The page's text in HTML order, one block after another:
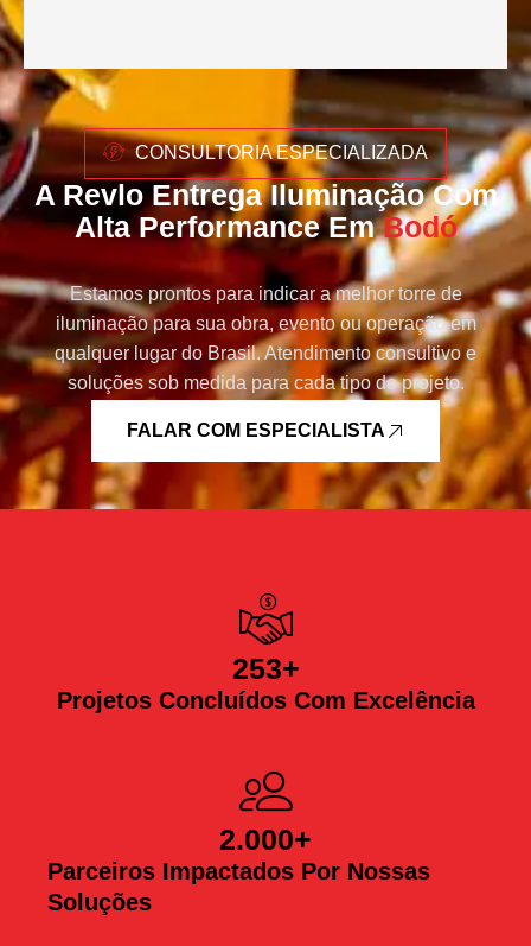
CONSULTORIA ESPECIALIZADA
A Revlo Entrega Iluminação Com
Alta Performance EmBodó
Estamos prontos para indicar a melhor torre de
iluminação para sua obra, evento ou operação em
qualquer lugar do Brasil. Atendimento consultivo e
soluções sob medida para cada tipo de projeto.
FALAR COM ESPECIALISTA
Projetos Concluídos Com Excelência
253+
Parceiros Impactados Por Nossas
Soluções
2.000+